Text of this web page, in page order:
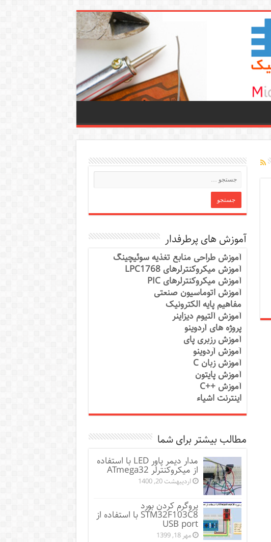
آموزش های پرطرفدار
آموزش طراحی منابع تغذیه سوئیچینگ
آموزش میکروکنترلرهای LPC1768
آموزش میکروکنترلرهای PIC
آموزش اتوماسیون صنعتی
مفاهیم پایه الکترونیک
آموزش آلتیوم دیزاینر
پروژه های آردوینو
آموزش رزبری پای
آموزش آردوینو
آموزش زبان C
آموزش پایتون
آموزش ++C
اینترنت اشیاء
مطالب بیشتر برای شما
مدار دیمر پاور LED با استفاده
از میکروکنترلر ATmega32
اردیبهشت 20, 1400
پروگرم کردن بورد
STM32F103C8 با استفاده از
USB port
مهر 18, 1399